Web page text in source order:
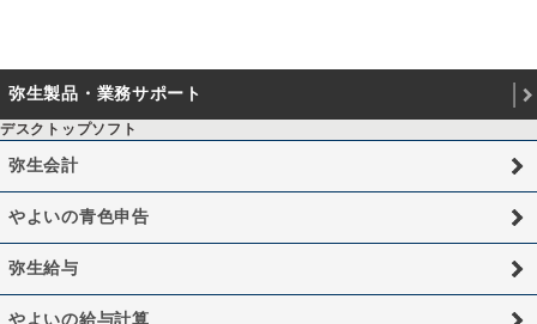
弥生製品・業務サポート
デスクトップソフト
弥生会計
やよいの青色申告
弥生給与
やよいの給与計算